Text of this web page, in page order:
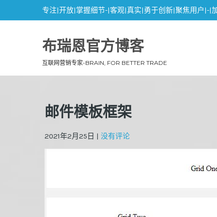
专注|开放|掌握细节-|客观|真实|勇于创新|聚焦用户|-|
布瑞恩官方博客
互联网营销专家-BRAIN, FOR BETTER TRADE
邮件模板框架
2021年2月25日 | 没有评论